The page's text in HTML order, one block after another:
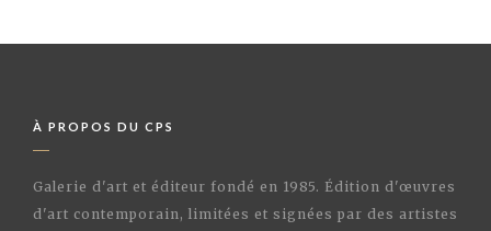
À PROPOS DU CPS
Galerie d'art et éditeur fondé en 1985. Édition d'œuvres
d'art contemporain, limitées et signées par des artistes